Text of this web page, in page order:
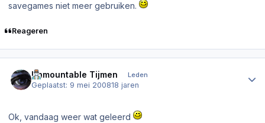
savegames niet meer gebruiken.
Reageren
Unmountable Tijmen Leden
Geplaatst: 9 mei 200818 jaren
Ok, vandaag weer wat geleerd